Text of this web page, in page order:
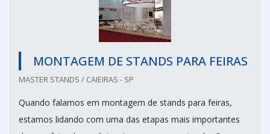
MONTAGEM DE STANDS PARA FEIRAS
MASTER STANDS / CAIEIRAS - SP
Quando falamos em montagem de stands para feiras,
estamos lidando com uma das etapas mais importantes